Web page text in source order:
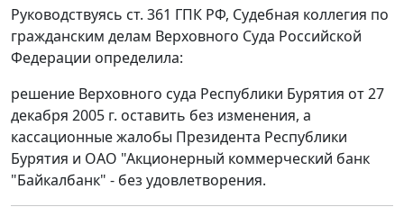
Руководствуясь ст. 361 ГПК РФ, Судебная коллегия по
гражданским делам Верховного Суда Российской
Федерации определила:
решение Верховного суда Республики Бурятия от 27
декабря 2005 г. оставить без изменения, а
кассационные жалобы Президента Республики
Бурятия и ОАО "Акционерный коммерческий банк
"Байкалбанк" - без удовлетворения.